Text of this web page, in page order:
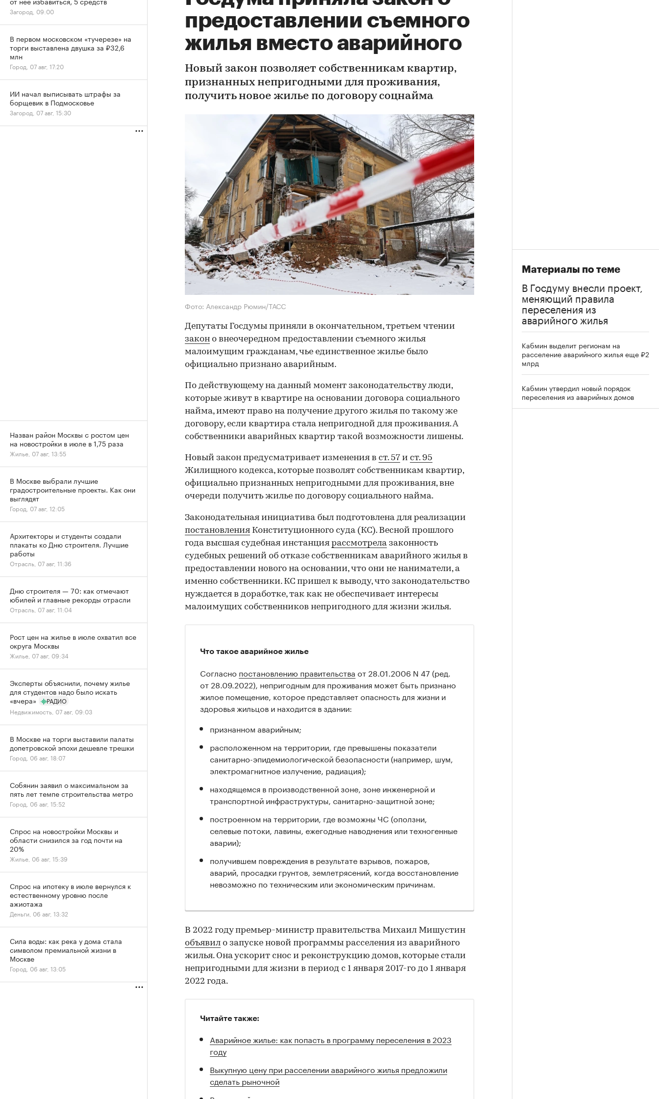
предоставлении съемного
жилья вместо аварийного
Новый закон позволяет собственникам квартир,
признанных непригодными для проживания,
получить новое жилье по договору соцнайма
Фото: Александр Рюмин/ТАСС
Депутаты Госдумы приняли в окончательном, третьем чтении
закон о внеочередном предоставлении съемного жилья
малоимущим гражданам, чье единственное жилье было
официально признано аварийным.
По действующему на данный момент законодательству люди,
которые живут в квартире на основании договора социального
найма, имеют право на получение другого жилья по такому же
договору, если квартира стала непригодной для проживания. А
собственники аварийных квартир такой возможности лишены.
Новый закон предусматривает изменения в ст. 57 и ст. 95
Жилищного кодекса, которые позволят собственникам квартир,
официально признанных непригодными для проживания, вне
очереди получить жилье по договору социального найма.
Законодательная инициатива был подготовлена для реализации
постановления Конституционного суда (КС). Весной прошлого
года высшая судебная инстанция рассмотрела законность
судебных решений об отказе собственникам аварийного жилья в
предоставлении нового на основании, что они не наниматели, а
именно собственники. КС пришел к выводу, что законодательство
нуждается в доработке, так как не обеспечивает интересы
малоимущих собственников непригодного для жизни жилья.
Что такое аварийное жилье
Согласно постановлению правительства от 28.01.2006 N 47 (ред.
от 28.09.2022), непригодным для проживания может быть признано
жилое помещение, которое представляет опасность для жизни и
здоровья жильцов и находится в здании:
признанном аварийным;
расположенном на территории, где превышены показатели
санитарно-эпидемиологической безопасности (например, шум,
электромагнитное излучение, радиация);
находящемся в производственной зоне, зоне инженерной и
транспортной инфраструктуры, санитарно-защитной зоне;
построенном на территории, где возможны ЧС (оползни,
селевые потоки, лавины, ежегодные наводнения или техногенные
аварии);
получившем повреждения в результате взрывов, пожаров,
аварий, просадки грунтов, землетрясений, когда восстановление
невозможно по техническим или экономическим причинам.
В 2022 году премьер-министр правительства Михаил Мишустин
объявил о запуске новой программы расселения из аварийного
жилья. Она ускорит снос и реконструкцию домов, которые стали
непригодными для жизни в период с 1 января 2017-го до 1 января
2022 года.
Читайте также:
Аварийное жилье: как попасть в программу переселения в 2023
году
Выкупную цену при расселении аварийного жилья предложили
сделать рыночной
Материалы по теме
В Госдуму внесли проект,
меняющий правила
переселения из
аварийного жилья
Кабмин выделит регионам на
расселение аварийного жилья еще ₽2
млрд
Кабмин утвердил новый порядок
переселения из аварийных домов
Загород, 09:00
В первом московском «тучерезе» на
торги выставлена двушка за ₽32,6
млн
Город, 07 авг, 17:20
ИИ начал выписывать штрафы за
борщевик в Подмосковье
Загород, 07 авг, 15:30
Назван район Москвы с ростом цен
на новостройки в июле в 1,75 раза
Жилье, 07 авг, 13:55
В Москве выбрали лучшие
градостроительные проекты. Как они
выглядят
Город, 07 авг, 12:05
Архитекторы и студенты создали
плакаты ко Дню строителя. Лучшие
работы
Отрасль, 07 авг, 11:36
Дню строителя — 70: как отмечают
юбилей и главные рекорды отрасли
Отрасль, 07 авг, 11:04
Рост цен на жилье в июле охватил все
округа Москвы
Жилье, 07 авг, 09:34
Эксперты объяснили, почему жилье
для студентов надо было искать
«вчера»
РАДИО
Недвижимость, 07 авг, 09:03
В Москве на торги выставили палаты
допетровской эпохи дешевле трешки
Город, 06 авг, 18:07
Собянин заявил о максимальном за
пять лет темпе строительства метро
Город, 06 авг, 15:52
Спрос на новостройки Москвы и
области снизился за год почти на
20%
Жилье, 06 авг, 15:39
Спрос на ипотеку в июле вернулся к
естественному уровню после
ажиотажа
Деньги, 06 авг, 13:32
Сила воды: как река у дома стала
символом премиальной жизни в
Москве
Город, 06 авг, 13:05